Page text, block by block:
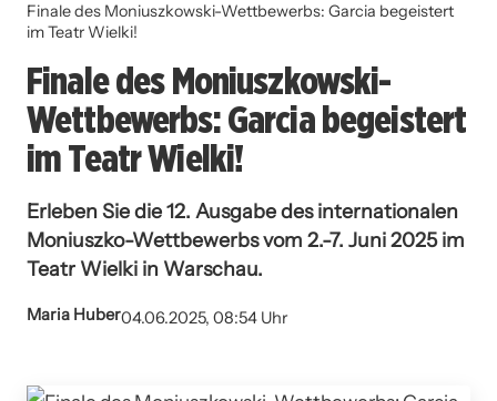
Finale des Moniuszkowski-Wettbewerbs: Garcia begeistert
im Teatr Wielki!
Finale des Moniuszkowski-
Wettbewerbs: Garcia begeistert
im Teatr Wielki!
Erleben Sie die 12. Ausgabe des internationalen
Moniuszko-Wettbewerbs vom 2.-7. Juni 2025 im
Teatr Wielki in Warschau.
Maria Huber04.06.2025, 08:54 Uhr